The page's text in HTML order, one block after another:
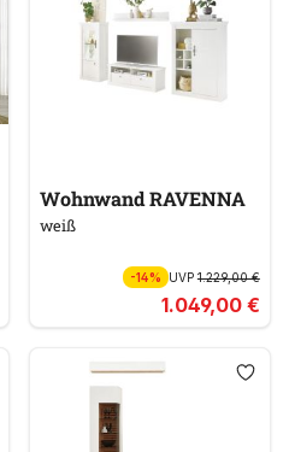
Wohnwand RAVENNA
weiß
-14% UVP1.229,00 €
1.049,00 €